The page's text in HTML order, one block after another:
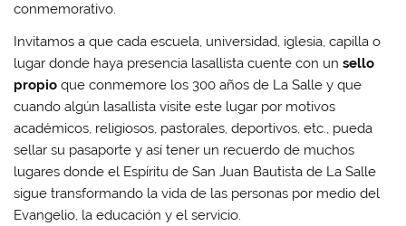
conmemorativo.
Invitamos a que cada escuela, universidad, iglesia, capilla o
lugar donde haya presencia lasallista cuente con unsello
propioque conmemore los 300 años de La Salle y que
cuando algún lasallista visite este lugar por motivos
académicos, religiosos, pastorales, deportivos, etc., pueda
sellar su pasaporte y así tener un recuerdo de muchos
lugares donde el Espíritu de San Juan Bautista de La Salle
sigue transformando la vida de las personas por medio del
Evangelio, la educación y el servicio.